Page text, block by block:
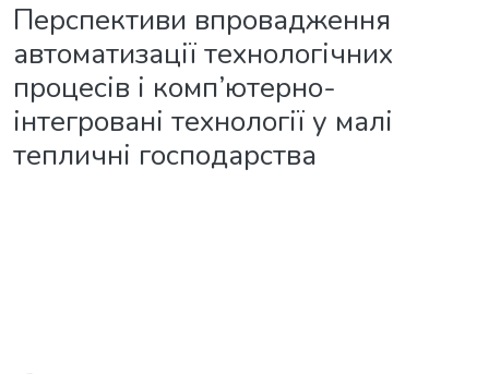
Перспективи впровадження
автоматизації технологічних
процесів і комп’ютерно-
інтегровані технології у малі
тепличні господарства